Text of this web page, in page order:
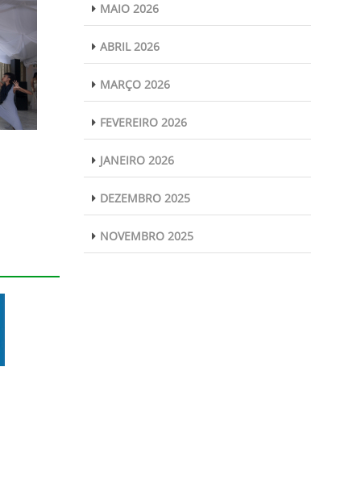
MAIO 2026
ABRIL 2026
MARÇO 2026
FEVEREIRO 2026
JANEIRO 2026
DEZEMBRO 2025
NOVEMBRO 2025